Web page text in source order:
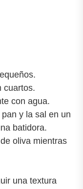
cuartos.
con agua.
y la sal en un
batidora.
oliva mientras
una textura